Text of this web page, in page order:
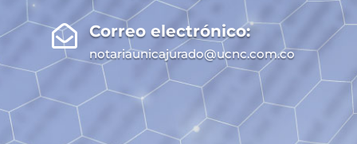
 Correo electrónico:
notariaunicajurado@ucnc.com.co